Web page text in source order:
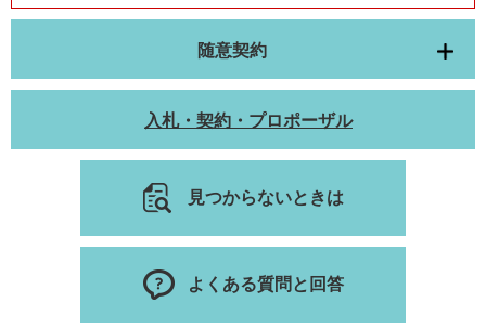
随意契約
入札・契約・プロポーザル
見つからないときは
よくある質問と回答